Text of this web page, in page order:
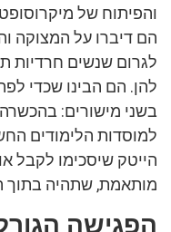
והפיתוח של
הם דיברו על המצוקה
לגרום שנשים חרדיות
להן. הם הבינו שכדי
בשני מישורים:
למוסדות הלימודים
הייטק שיסכימו לקבל
מותאמת, שתהיה בתוך
הפגישה